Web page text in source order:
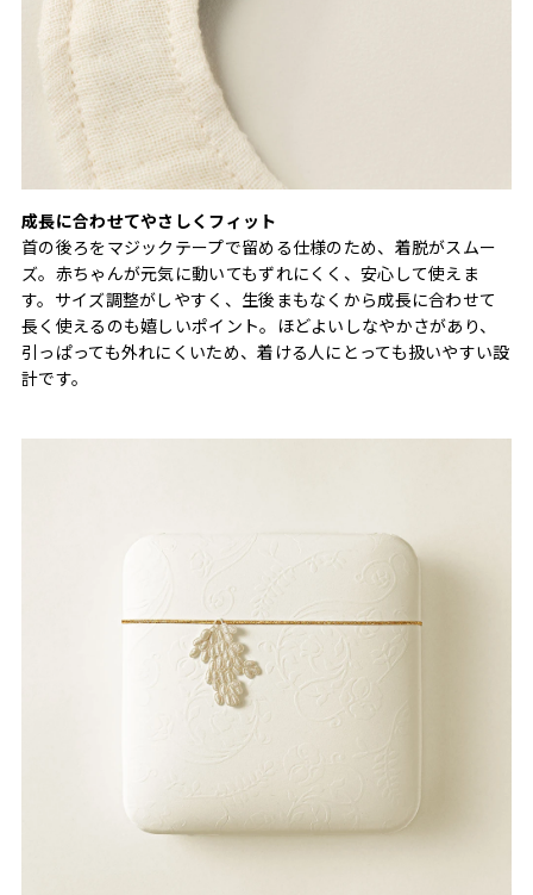
成長に合わせてやさしくフィット
首の後ろをマジックテープで留める仕様のため、着脱がスムー
ズ。赤ちゃんが元気に動いてもずれにくく、安心して使えま
す。サイズ調整がしやすく、生後まもなくから成長に合わせて
長く使えるのも嬉しいポイント。ほどよいしなやかさがあり、
引っぱっても外れにくいため、着ける人にとっても扱いやすい設
計です。